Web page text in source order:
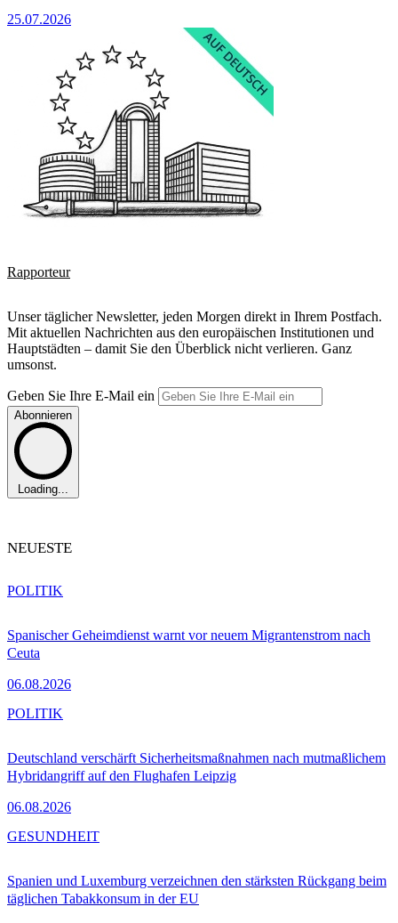
25.07.2026
Rapporteur
Unser täglicher Newsletter, jeden Morgen direkt in Ihrem Postfach.
Mit aktuellen Nachrichten aus den europäischen Institutionen und
Hauptstädten – damit Sie den Überblick nicht verlieren. Ganz
umsonst.
Geben Sie Ihre E-Mail ein
Abonnieren
Loading...
NEUESTE
Spanischer Geheimdienst warnt vor neuem Migrantenstrom nach
Ceuta
06.08.2026
POLITIK
Deutschland verschärft Sicherheitsmaßnahmen nach mutmaßlichem
Hybridangriff auf den Flughafen Leipzig
06.08.2026
POLITIK
Spanien und Luxemburg verzeichnen den stärksten Rückgang beim
täglichen Tabakkonsum in der EU
GESUNDHEIT